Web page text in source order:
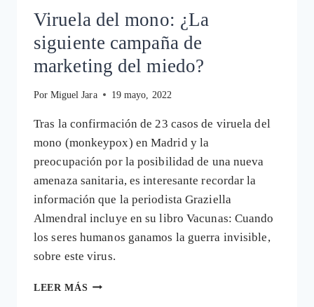
Viruela del mono: ¿La
siguiente campaña de
marketing del miedo?
Por Miguel Jara 19 mayo, 2022
Tras la confirmación de 23 casos de viruela del
mono (monkeypox) en Madrid y la
preocupación por la posibilidad de una nueva
amenaza sanitaria, es interesante recordar la
información que la periodista Graziella
Almendral incluye en su libro Vacunas: Cuando
los seres humanos ganamos la guerra invisible,
sobre este virus.
LEER MÁS VIRUELA